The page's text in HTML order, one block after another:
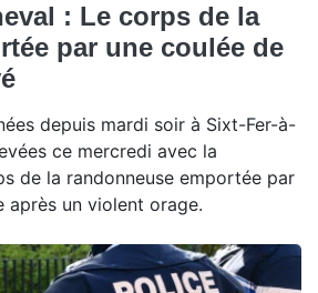
: Le corps de la
par une coulée de
depuis mardi soir à Sixt-Fer-à-
ce mercredi avec la
de la randonneuse emportée par
après un violent orage.